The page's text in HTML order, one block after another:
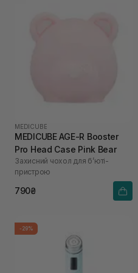
MEDICUBE
MEDICUBE AGE-R Booster
Pro Head Case Pink Bear
Захисний чохол для бʼюті-
пристрою
790₴
-29%